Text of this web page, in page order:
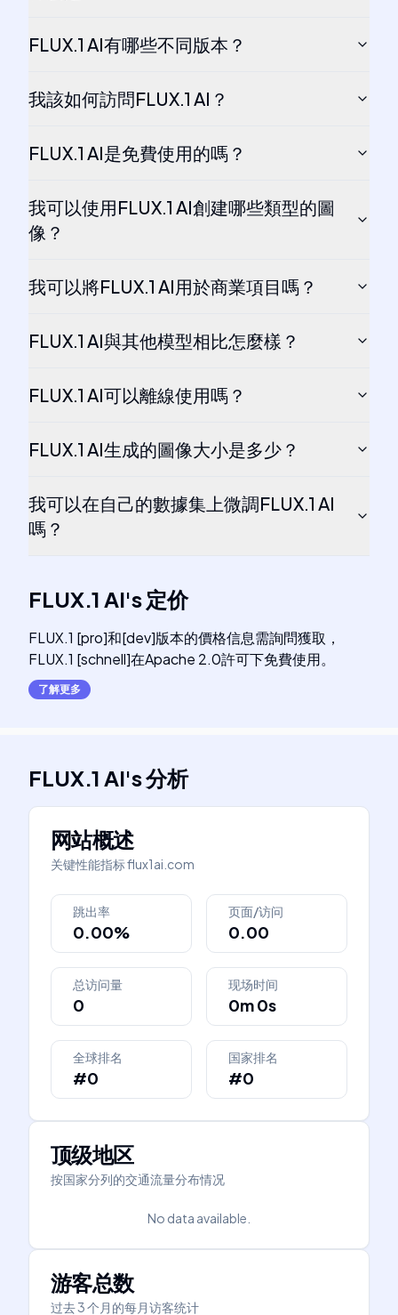
FLUX.1 AI有哪些不同版本？
我該如何訪問FLUX.1 AI？
FLUX.1 AI是免費使用的嗎？
我可以使用FLUX.1 AI創建哪些類型的圖
像？
我可以將FLUX.1 AI用於商業項目嗎？
FLUX.1 AI與其他模型相比怎麼樣？
FLUX.1 AI可以離線使用嗎？
FLUX.1 AI生成的圖像大小是多少？
我可以在自己的數據集上微調FLUX.1 AI
嗎？
FLUX.1 AI's 定价
FLUX.1 [pro]和[dev]版本的價格信息需詢問獲取，
FLUX.1 [schnell]在Apache 2.0許可下免費使用。
了解更多
FLUX.1 AI's分析
网站概述
关键性能指标flux1ai.com
跳出率
0.00%
页面/访问
0.00
总访问量
0
现场时间
0m 0s
全球排名
#0
国家排名
#0
顶级地区
按国家分列的交通流量分布情况
No data available.
游客总数
过去 3 个月的每月访客统计